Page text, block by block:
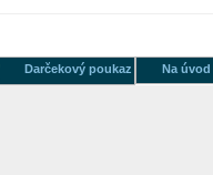
Na úvod
Darčekový poukaz